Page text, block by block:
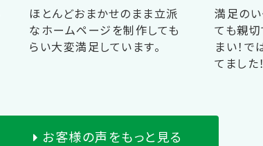
ほとんどおまかせのまま立派
なホームページを制作しても
らい大変満足しています。
満足のい
ても親切
まい！
てました
お客様の声をもっと見る